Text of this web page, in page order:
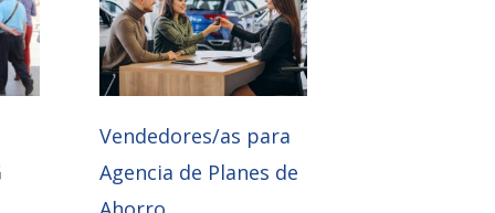
Vendedores/as para
Agencia de Planes de